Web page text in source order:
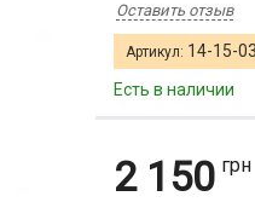
Оставить отзыв
Артикул: 14-15-
Есть в наличии
2 150 грн